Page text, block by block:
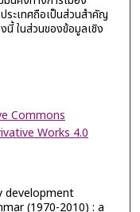
ระเทศถือเป็นส่วนสำคัญ
นี้ ในส่วนของข้อมูลเชิง
Commons
Works 4.0
development
(1970-2010) : a